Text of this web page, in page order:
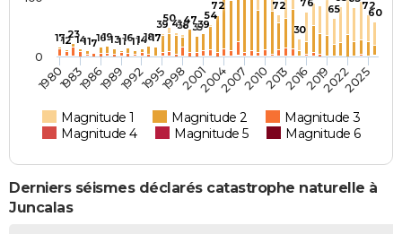
17122314117161913111611141817
3950413847
3539
54
72
72
30
76
65
72
60
Magnitude 1 Magnitude 2
Magnitude 3
Magnitude 4
Magnitude 5 Magnitude 6
1980198319861989199219951998200120042007201020132016201920222025
0
Derniers séismes déclarés catastrophe naturelle à
Juncalas